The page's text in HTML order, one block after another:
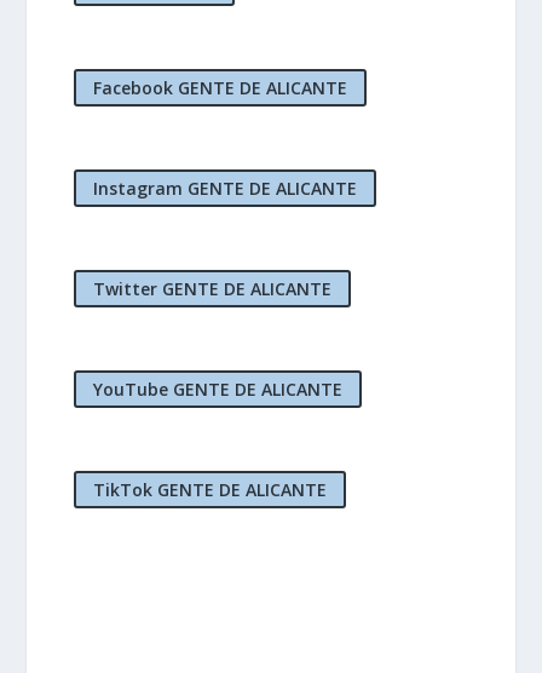
Facebook GENTE DE ALICANTE
Instagram GENTE DE ALICANTE
Twitter GENTE DE ALICANTE
YouTube GENTE DE ALICANTE
TikTok GENTE DE ALICANTE